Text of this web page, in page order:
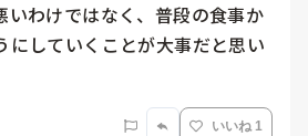
いわけではなく、普段の食事か
にしていくことが大事だと思い
いいね 1